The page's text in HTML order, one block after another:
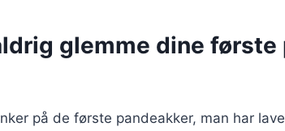
glemme dine første
på de første pandeakker, man har